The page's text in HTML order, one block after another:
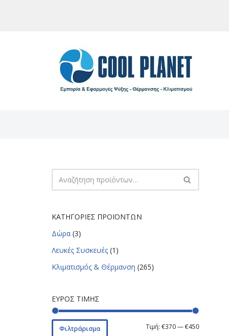
ΚΑΤΗΓΟΡΊΕΣ ΠΡΟΪΌΝΤΩΝ
Δώρα (3)
Λευκές Συσκευές (1)
Κλιματισμός & Θέρμανση (265)
ΕΎΡΟΣ ΤΙΜΉΣ
Φιλτράρισμα Τιμή: €370—€450